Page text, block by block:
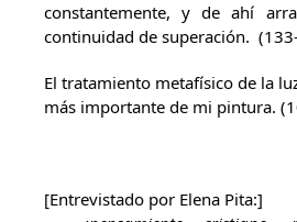
constantemente, y de ahí
continuidad de superación.
El tratamiento metafísico de la
más importante de mi pintura.
[Entrevistado por Elena Pita:]